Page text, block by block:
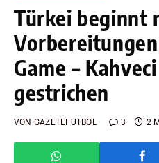
Türkei beginnt
Game –
gestrichen
VON GAZETEFUTBOL 3 2